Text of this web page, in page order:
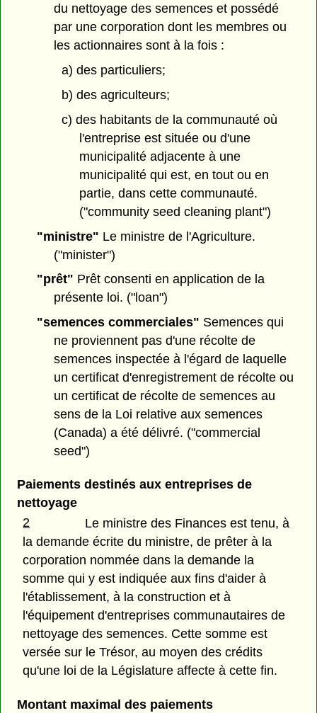
du nettoyage des semences et possédé
par une corporation dont les membres ou
les actionnaires sont à la fois :
a) des particuliers;
b) des agriculteurs;
c) des habitants de la communauté où
l'entreprise est située ou d'une
municipalité adjacente à une
municipalité qui est, en tout ou en
partie, dans cette communauté.
("community seed cleaning plant")
"ministre" Le ministre de l'Agriculture.
("minister")
"prêt" Prêt consenti en application de la
présente loi. ("loan")
"semences commerciales" Semences qui
ne proviennent pas d'une récolte de
semences inspectée à l'égard de laquelle
un certificat d'enregistrement de récolte ou
un certificat de récolte de semences au
sens de la Loi relative aux semences
(Canada) a été délivré. ("commercial
seed")
Paiements destinés aux entreprises de
nettoyage
2
Le ministre des Finances est tenu, à
la demande écrite du ministre, de prêter à la
corporation nommée dans la demande la
somme qui y est indiquée aux fins d'aider à
l'établissement, à la construction et à
l'équipement d'entreprises communautaires de
nettoyage des semences. Cette somme est
versée sur le Trésor, au moyen des crédits
qu'une loi de la Législature affecte à cette fin.
Montant maximal des paiements